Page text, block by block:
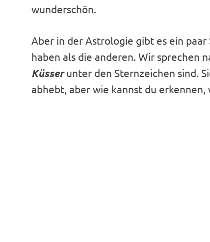
wunderschön.
Aber in der Astrologie gibt es ein
haben als die anderen. Wir sprechen
Küsserunter den Sternzeichen sind.
abhebt, aber wie kannst du erkennen,